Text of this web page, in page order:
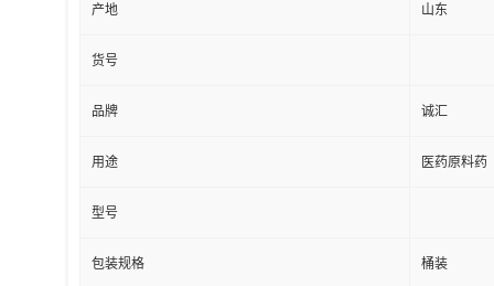
产地 山东
货号
品牌 诚汇
用途 医药原料药
型号
包装规格 桶装